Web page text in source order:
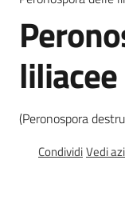
delle
piante
liliacee
(Peronospora
CondividiVedi